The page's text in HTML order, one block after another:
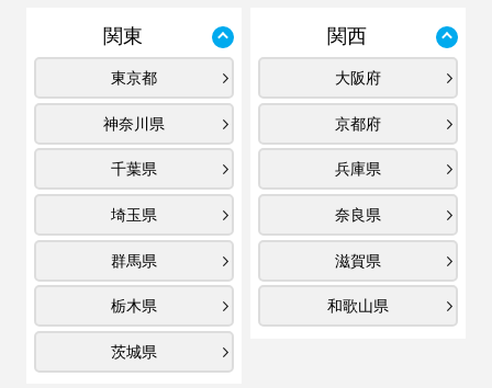
関東
東京都
神奈川県
千葉県
埼玉県
群馬県
栃木県
茨城県
関西
大阪府
京都府
兵庫県
奈良県
滋賀県
和歌山県